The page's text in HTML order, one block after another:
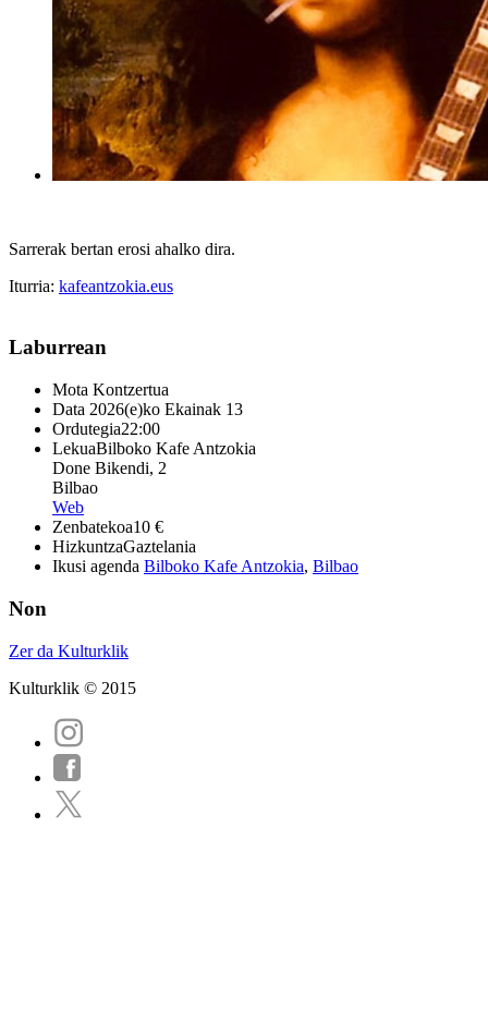
Sarrerak bertan erosi ahalko dira.
Iturria: kafeantzokia.eus
Laburrean
Mota Kontzertua
Data 2026(e)ko Ekainak 13
Ordutegia22:00
LekuaBilboko Kafe Antzokia
Done Bikendi, 2
Bilbao
Web
Zenbatekoa10 €
HizkuntzaGaztelania
Ikusi agenda Bilboko Kafe Antzokia, Bilbao
Non
Zer da Kulturklik
Kulturklik © 2015